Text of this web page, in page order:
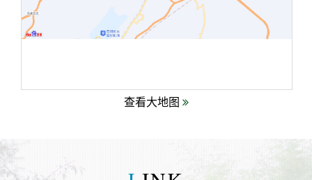
查看大地图